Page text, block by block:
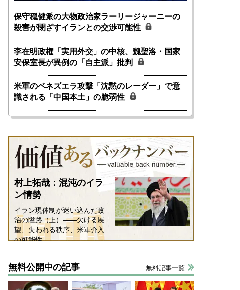
保守穏健派の大物政治家ラーリージャーニーの
殺害が閉ざすイランとの交渉可能性
李在明政権「実用外交」の中核、魏聖洛・国家
安保室長が異例の「自主派」批判
米軍のベネズエラ攻撃「沈黙のレーダー」で意
識される「中国本土」の脆弱性
村上拓哉：混沌のイラ
ン情勢
イラン現体制が迷い込んだ政
治の隘路（上）――欠ける展
望、失われる秩序、米軍介入
の可能性
無料公開中の記事 無料記事一覧